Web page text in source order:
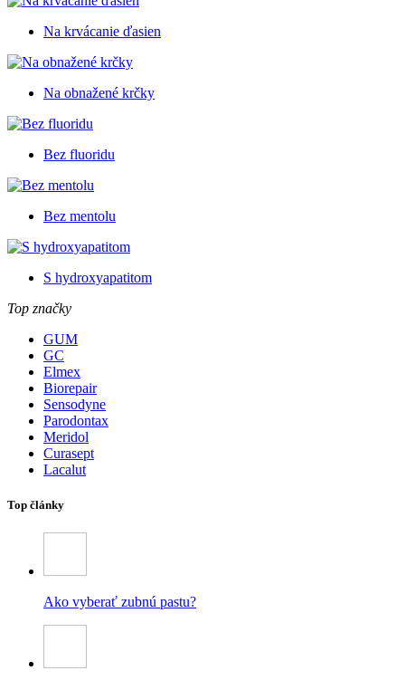
Na krvácanie ďasien
Na obnažené krčky
Bez fluoridu
Bez mentolu
S hydroxyapatitom
Top značky
GUM
GC
Elmex
Biorepair
Sensodyne
Parodontax
Meridol
Curasept
Lacalut
Top články
Ako vyberať zubnú pastu?